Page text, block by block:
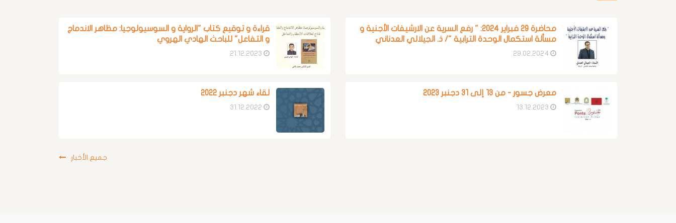
محاضرة 29 فبراير 2024: " رفع السرية عن الارشيفات الأجنية و
مسألة استكمال الوحدة الترابية "/ ذ. الجيلالي العدناني
29.02.2024
قراءة و توقيع كتاب "الرواية و السوسيولوجيا: مظاهر الاندماج
و التفاعل" للباحث الهادي الهروي
21.12.2023
معرض جسور - من 13 إلى 31 دجنبر 2023
13.12.2023
لقاء شهر دجنبر 2022
31.12.2022
جميع الأخبار